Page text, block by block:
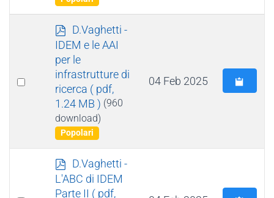
Select
p
d
f
D.Vaghetti -
IDEM e le AAI
per le
infrastrutture di
ricerca ( pdf,
1.24 MB ) (960
download)
Popolari
04 Feb 2025
p
d
f
D.Vaghetti -
L'ABC di IDEM
Parte II ( pdf,